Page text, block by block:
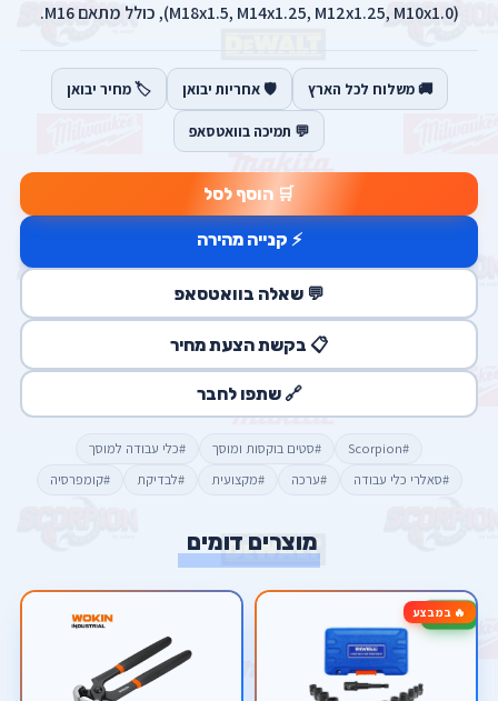
(M18x1.5, M14x1.25, M12x1.25, M10x1.0), כולל מתאם M16.
🚚 משלוח לכל הארץ 🛡️ אחריות יבואן 🏷️ מחיר יבואן
💬 תמיכה בוואטסאפ
🛒 הוסף לסל
⚡ קנייה מהירה
💬 שאלה בוואטסאפ
📋 בקשת הצעת מחיר
🔗 שתפו לחבר
#Scorpion #סטים בוקסות ומוסך
#כלי עבודה למוסך
#סאלרי כלי עבודה
#ערכה #מקצועית #לבדיקת #קומפרסיה
מוצרים דומים
🔥 במבצע-50%